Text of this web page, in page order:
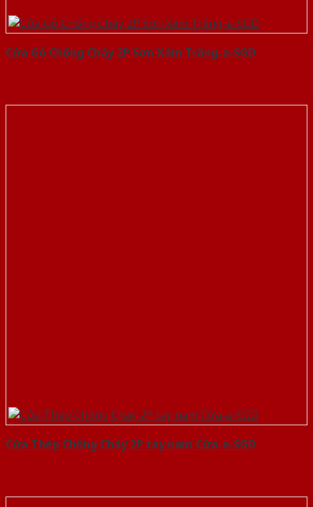
Cửa Gỗ Chống Cháy 2P Sơn Xám Trắng-a-SGD
Cửa Thép Chống Cháy 2P tay nam Cửa-a-SGD